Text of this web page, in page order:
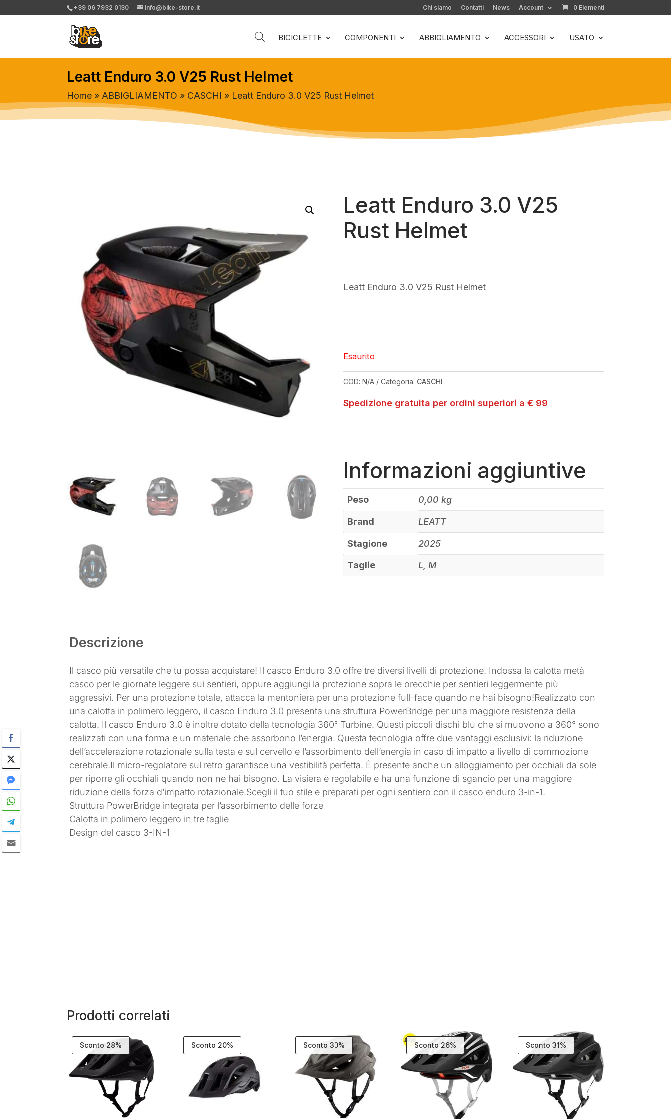
+39 06 7932 0130 info@bike-store.it Chi siamo Contatti News Account 0 Elementi
BICICLETTE COMPONENTI ABBIGLIAMENTO ACCESSORI USATO
Leatt Enduro 3.0 V25 Rust Helmet
Home » ABBIGLIAMENTO » CASCHI » Leatt Enduro 3.0 V25 Rust Helmet
Leatt Enduro 3.0 V25
Rust Helmet
Leatt Enduro 3.0 V25 Rust Helmet
Esaurito
COD:N/A Categoria: CASCHI
Spedizione gratuita per ordini superiori a € 99
Informazioni aggiuntive
Peso 0,00 kg
Brand LEATT
Stagione 2025
Taglie L, M
Descrizione
Il casco più versatile che tu possa acquistare! Il casco Enduro 3.0 offre tre diversi livelli di protezione. Indossa la calotta metà
casco per le giornate leggere sui sentieri, oppure aggiungi la protezione sopra le orecchie per sentieri leggermente più
aggressivi. Per una protezione totale, attacca la mentoniera per una protezione full-face quando ne hai bisogno!Realizzato con
una calotta in polimero leggero, il casco Enduro 3.0 presenta una struttura PowerBridge per una maggiore resistenza della
calotta. Il casco Enduro 3.0 è inoltre dotato della tecnologia 360° Turbine. Questi piccoli dischi blu che si muovono a 360° sono
realizzati con una forma e un materiale che assorbono l’energia. Questa tecnologia offre due vantaggi esclusivi: la riduzione
dell’accelerazione rotazionale sulla testa e sul cervello e l’assorbimento dell’energia in caso di impatto a livello di commozione
cerebrale.Il micro-regolatore sul retro garantisce una vestibilità perfetta. È presente anche un alloggiamento per occhiali da sole
per riporre gli occhiali quando non ne hai bisogno. La visiera è regolabile e ha una funzione di sgancio per una maggiore
riduzione della forza d’impatto rotazionale.Scegli il tuo stile e preparati per ogni sentiero con il casco enduro 3-in-1.
Struttura PowerBridge integrata per l’assorbimento delle forze
Calotta in polimero leggero in tre taglie
Design del casco 3-IN-1
Prodotti correlati
Sconto 28% Sconto 20% Sconto 30% Sconto 26% Sconto 31%